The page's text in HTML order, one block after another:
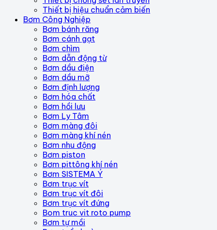
Thiết bị hiệu chuẩn cảm biến
Bơm Công Nghiệp
Bơm bánh răng
Bơm cánh gạt
Bơm chìm
Bơm dẫn động từ
Bơm dầu điện
Bơm dầu mỡ
Bơm định lượng
Bơm hóa chất
Bơm hồi lưu
Bơm Ly Tâm
Bơm màng đôi
Bơm màng khí nén
Bơm nhu động
Bơm piston
Bơm pittông khí nén
Bơm SISTEMA Ý
Bơm trục vít
Bơm trục vít đôi
Bơm trục vít đứng
Bom truc vit roto pump
Bơm tự mồi